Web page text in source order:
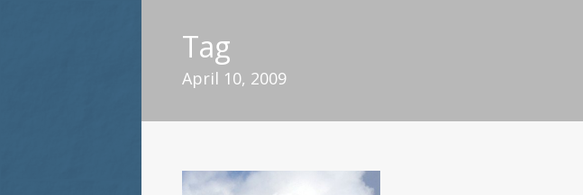
Tag
April 10, 2009